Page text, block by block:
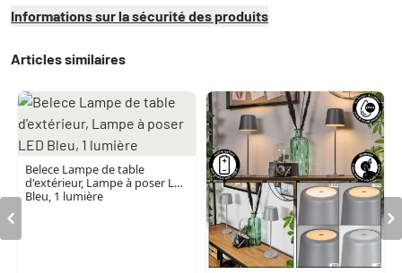
Informations sur la sécurité des produits
Articles similaires
Belece Lampe de table
d'extérieur, Lampe à poser LED
Bleu, 1 lumière